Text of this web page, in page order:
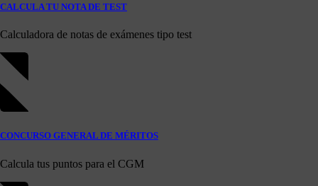
CALCULA TU NOTA DE TEST
Calculadora de notas de exámenes tipo test
CONCURSO GENERAL DE MÉRITOS
Calcula tus puntos para el CGM